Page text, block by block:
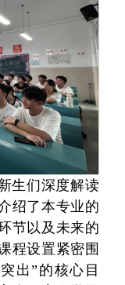
生们深度解读
绍了本专业的
节以及未来的
程设置紧密围
出”的核心目